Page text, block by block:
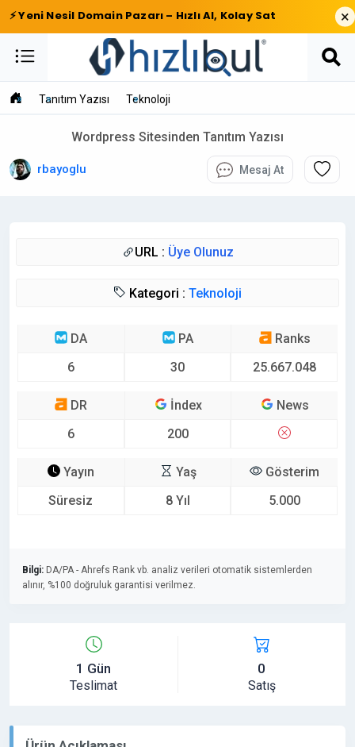
⚡ Yeni Nesil Domain Pazarı – Hızlı Al, Kolay Sat ×
Tanıtım Yazısı Teknoloji
Wordpress Sitesinden Tanıtım Yazısı
rbayoglu Mesaj At
URL : Üye Olunuz
Kategori : Teknoloji
DA
6
PA
30
Ranks
25.667.048
DR
6
İndex
200
News
Yayın
Süresiz
Yaş
8 Yıl
Gösterim
5.000
Bilgi: DA/PA - Ahrefs Rank vb. analiz verileri otomatik sistemlerden
alınır, %100 doğruluk garantisi verilmez.
1 Gün
Teslimat
0
Satış